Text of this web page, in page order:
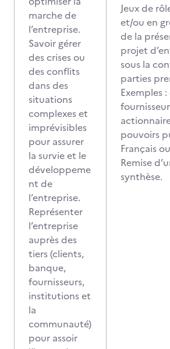
marche de
l’entreprise.
Savoir gérer
des crises ou
des conflits
dans des
situations
complexes et
imprévisibles
pour assurer
la survie et le
développeme
nt de
l’entreprise.
Représenter
l’entreprise
auprès des
tiers (clients,
banque,
fournisseurs,
institutions et
la
communauté)
pour assoir
Jeux de
et/ou en
de la
projet
sous la
parties
Exemples
pouvoirs
Français
Remise
synthèse.